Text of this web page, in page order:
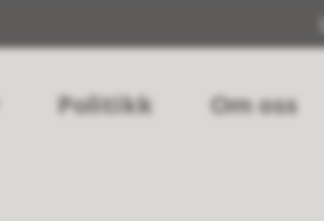
Politikk Om oss